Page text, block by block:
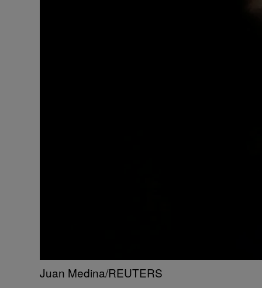
Juan Medina/REUTERS